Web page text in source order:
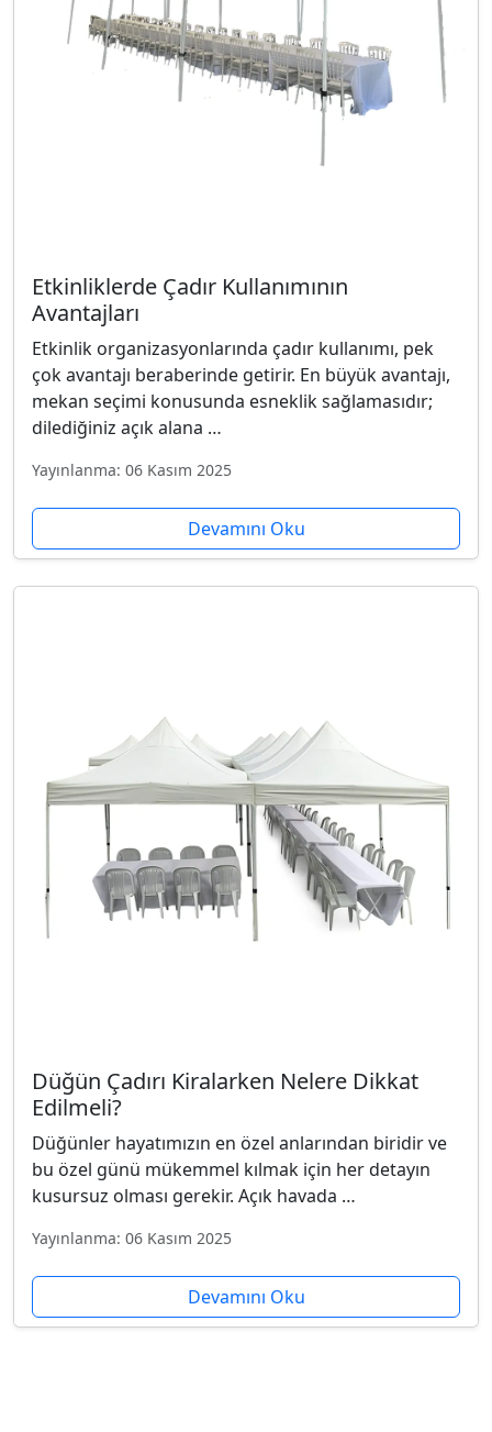
Etkinliklerde Çadır Kullanımının
Avantajları
Etkinlik organizasyonlarında çadır kullanımı, pek
çok avantajı beraberinde getirir. En büyük avantajı,
mekan seçimi konusunda esneklik sağlamasıdır;
dilediğiniz açık alana …
Yayınlanma: 06 Kasım 2025
Devamını Oku
Düğün Çadırı Kiralarken Nelere Dikkat
Edilmeli?
Düğünler hayatımızın en özel anlarından biridir ve
bu özel günü mükemmel kılmak için her detayın
kusursuz olması gerekir. Açık havada …
Yayınlanma: 06 Kasım 2025
Devamını Oku